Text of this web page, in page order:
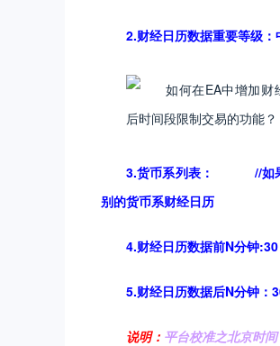
2.财经日历数据重要等级
3.货币系列表： //如果不
别的货币系财经日历
4.财经日历数据前N分钟
5.财经日历数据后N分钟：
说明： 平台校准之北京时